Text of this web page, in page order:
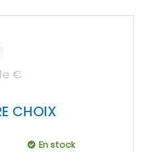
€
CHOIX
En stock